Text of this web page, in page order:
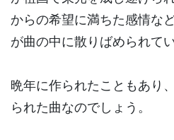
からの希望に満ちた感情な
が曲の中に散りばめられてい
晩年に作られたこともあり
られた曲なのでしょう。